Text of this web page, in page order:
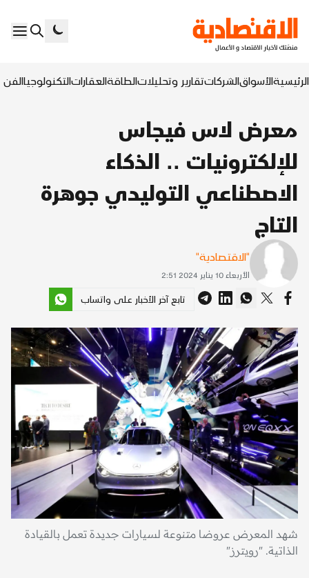
الرئيسيةالأسواقالشركاتتقارير وتحليلاتالطاقةالعقاراتالتكنولوجياالفن
معرض لاس فيجاس
للإلكترونيات .. الذكاء
الاصطناعي التوليدي جوهرة
التاج
"الاقتصادية"
الأربعاء 10 يناير 2024 2:51
تابع آخر الأخبار على واتساب
شهد المعرض عروضا متنوعة لسيارات جديدة تعمل بالقيادة
الذاتية. "رويترز"